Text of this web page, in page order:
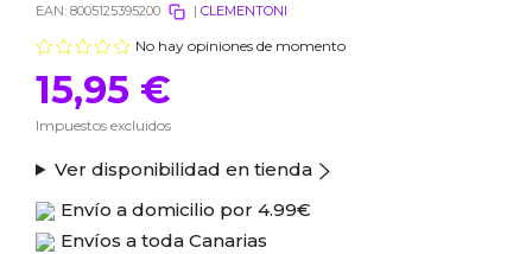
EAN: 8005125395200 | CLEMENTONI
No hay opiniones de momento
15,95 €
Impuestos excluidos
Ver disponibilidad en tienda
Envío a domicilio por 4.99€
Envíos a toda Canarias